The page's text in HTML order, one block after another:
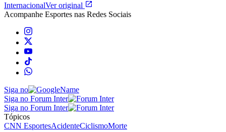
InternacionalVer original
Acompanhe Esportes nas Redes Sociais
Siga no
Siga no Forum Inter
Siga no Forum Inter
Tópicos
CNN EsportesAcidenteCiclismoMorte